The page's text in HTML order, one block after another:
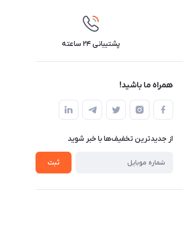
پشتیبانی ۲۴ ساعته
همراه ما باشید!
از جدید‌ترین تخفیف‌ها با‌ خبر شوید
ثبت